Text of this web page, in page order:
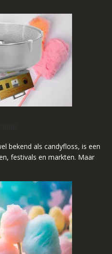
bekend als candyfloss, is een
festivals en markten. Maar